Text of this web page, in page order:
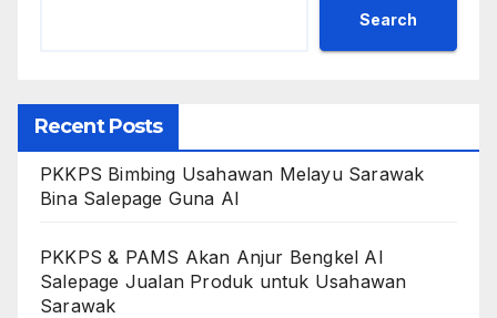
Search
Recent Posts
PKKPS Bimbing Usahawan Melayu Sarawak
Bina Salepage Guna AI
PKKPS & PAMS Akan Anjur Bengkel AI
Salepage Jualan Produk untuk Usahawan
Sarawak